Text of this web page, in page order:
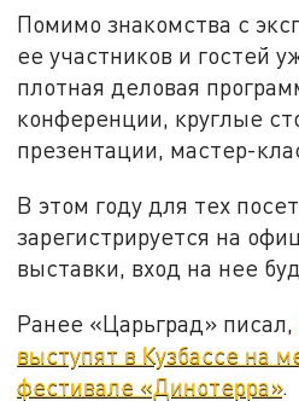
Помимо знакомства с
ее участников и гостей
плотная деловая
конференции, круглые
презентации, мастер-
В этом году для тех
зарегистрируется на
выставки, вход на нее
Ранее «Царьград» писал,
выступят в Кузбассе на
фестивале «Динотерра».